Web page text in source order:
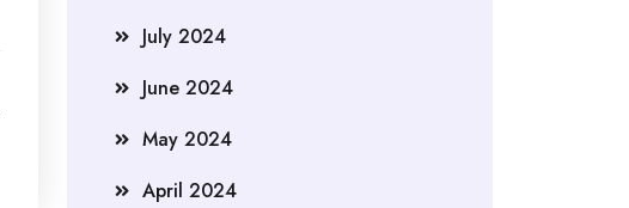
July 2024
June 2024
May 2024
April 2024